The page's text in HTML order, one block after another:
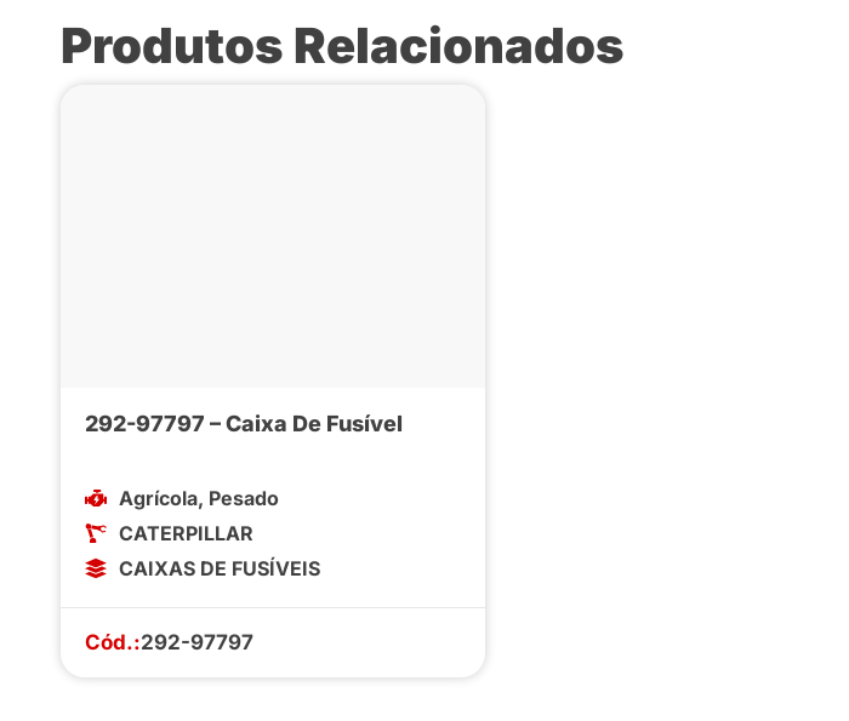
Produtos Relacionados
292-97797 – Caixa De Fusível
Agrícola, Pesado
CATERPILLAR
CAIXAS DE FUSÍVEIS
Cód.:292-97797